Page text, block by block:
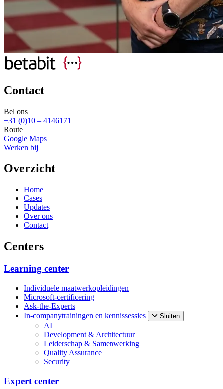
Contact
Bel ons
+31 (0)10 – 4146171
Route
Google Maps
Werken bij
Overzicht
Home
Cases
Updates
Over ons
Contact
Centers
Learning center
Individuele maatwerkopleidingen
Microsoft-certificering
Ask-the-Experts
In-companytrainingen en kennissessies
Sluiten
AI
Development & Architectuur
Leiderschap & Samenwerking
Quality Assurance
Security
Expert center